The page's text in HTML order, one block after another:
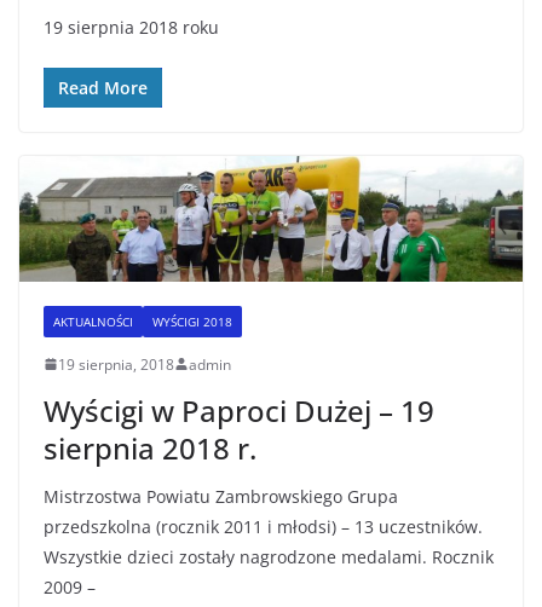
19 sierpnia 2018 roku
Read More
AKTUALNOŚCI WYŚCIGI 2018
19 sierpnia, 2018 admin
Wyścigi w Paproci Dużej – 19
sierpnia 2018 r.
Mistrzostwa Powiatu Zambrowskiego Grupa
przedszkolna (rocznik 2011 i młodsi) – 13 uczestników.
Wszystkie dzieci zostały nagrodzone medalami. Rocznik
2009 –